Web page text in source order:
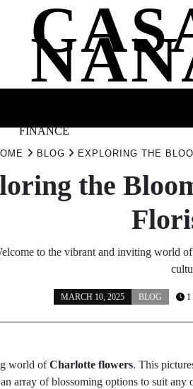
FINANCE
BLOG EXPLORING THE
the
to the vibrant and inviting world
MARCH 10, 2025 BLOG 1
world ofCharlotte flowers. This
array of blossoming options to suit any